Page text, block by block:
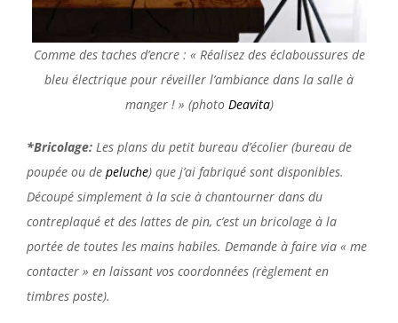
Comme des taches d’encre : « Réalisez des éclaboussures de
bleu électrique pour réveiller l’ambiance dans la salle à
manger ! » (photo Deavita)
*Bricolage: Les plans du petit bureau d’écolier (bureau de
poupée ou de peluche) que j’ai fabriqué sont disponibles.
Découpé simplement à la scie à chantourner dans du
contreplaqué et des lattes de pin, c’est un bricolage à la
portée de toutes les mains habiles. Demande à faire via « me
contacter » en laissant vos coordonnées (règlement en
timbres poste).